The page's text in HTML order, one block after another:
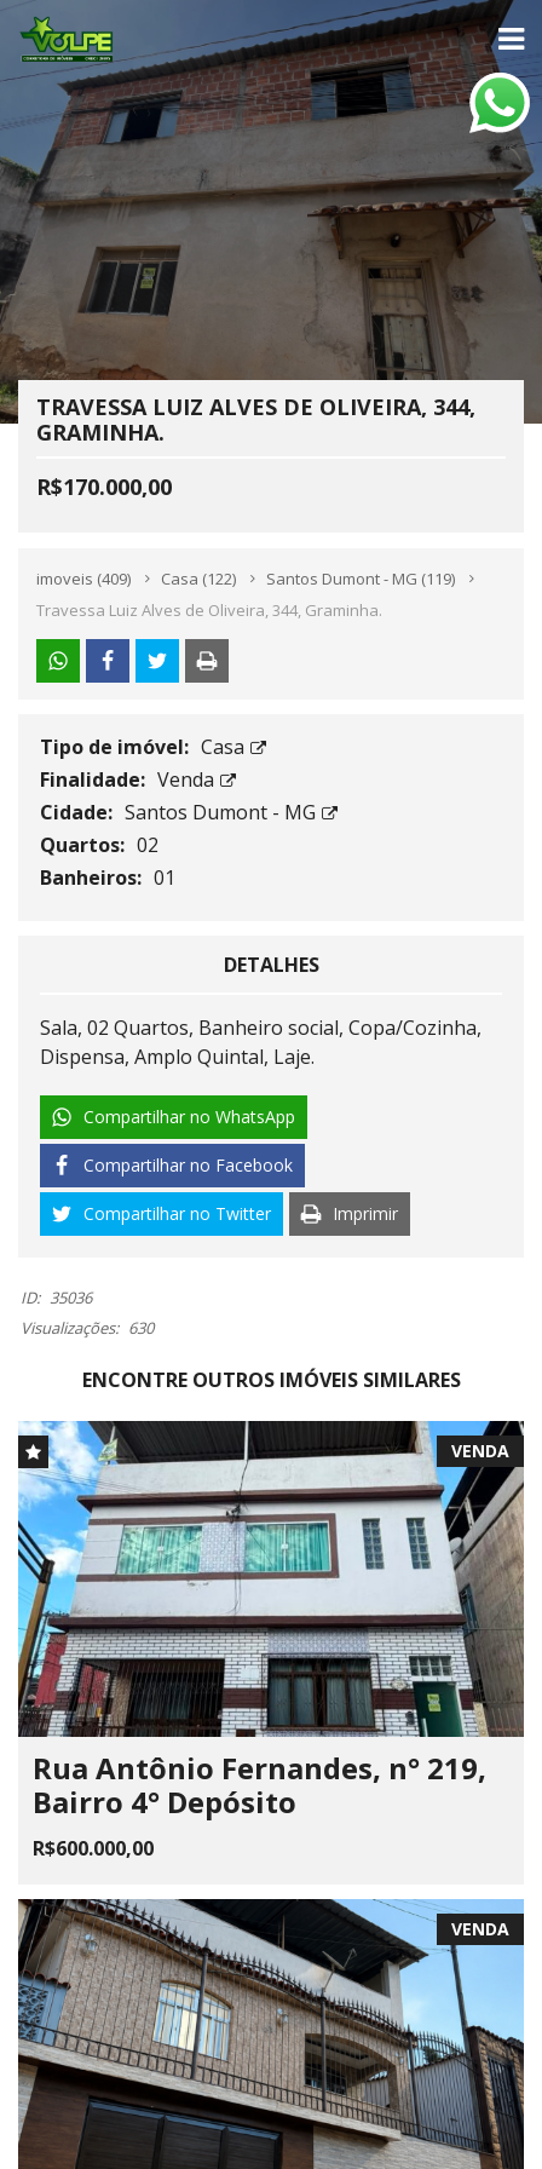
TRAVESSA LUIZ ALVES DE OLIVEIRA, 344,
GRAMINHA.
R$170.000,00
imoveis (409) Casa (122) Santos Dumont - MG (119)
Travessa Luiz Alves de Oliveira, 344, Graminha.
Tipo de imóvel: Casa
Finalidade: Venda
Cidade: Santos Dumont - MG
Quartos: 02
Banheiros: 01
DETALHES
Sala, 02 Quartos, Banheiro social, Copa/Cozinha,
Dispensa, Amplo Quintal, Laje.
Compartilhar no WhatsApp
Compartilhar no Facebook
Compartilhar no Twitter Imprimir
ID: 35036
Visualizações: 630
ENCONTRE OUTROS IMÓVEIS SIMILARES
VENDA
Rua Antônio Fernandes, n° 219,
Bairro 4° Depósito
R$600.000,00
VENDA